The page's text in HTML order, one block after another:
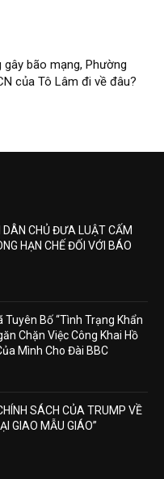
gây bão mạng, Phường
của Tô Lâm đi về đâu?
DÂN CHỦ ĐƯA LUẬT CẤM
HẠN CHẾ ĐỐI VỚI BÁO
Tuyên Bố “Tình Trạng Khẩn
Chặn Việc Công Khai Hồ
Mình Cho Đài BBC
SÁCH CỦA TRUMP VỀ
GIAO MẪU GIÁO”